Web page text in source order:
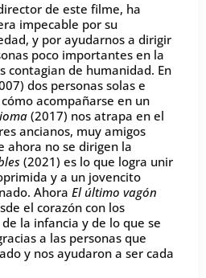
de este filme, ha
impecable por su
y por ayudarnos a dirigir
poco importantes en la
contagian de humanidad. En
dos personas solas e
acompañarse en un
(2017) nos atrapa en el
ancianos, muy amigos
ahora no se dirigen la
(2021) es lo que logra unir
y a un jovencito
Ahora El último vagón
el corazón con los
la infancia y de lo que se
a las personas que
y nos ayudaron a ser cada